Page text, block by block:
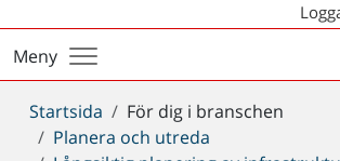
Meny
Du
är
Startsida
För dig i branschen
Planera och utreda